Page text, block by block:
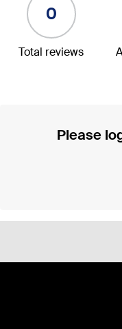
0
Total reviews
Please